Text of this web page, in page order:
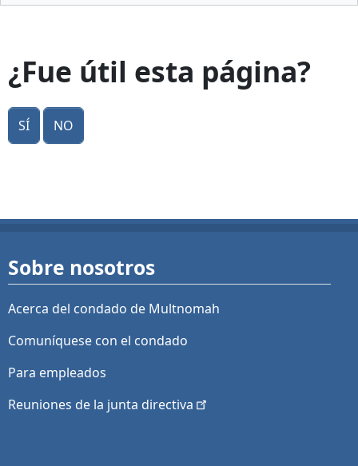
¿Fue útil esta página?
Sí No
Sobre nosotros
Acerca del condado de Multnomah
Comuníquese con el condado
Para empleados
Reuniones de la junta directiva